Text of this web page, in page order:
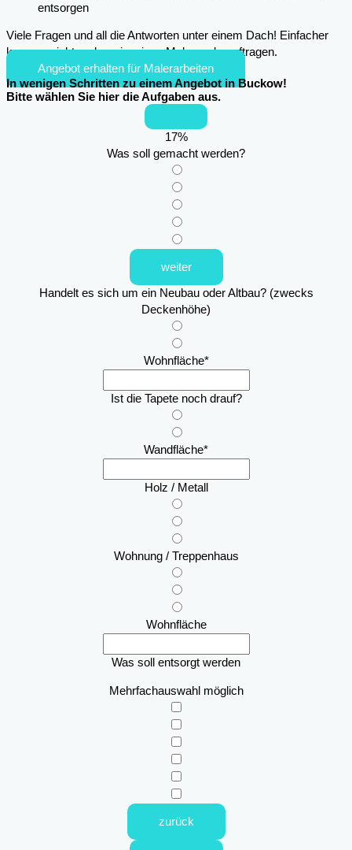
entsorgen
Viele Fragen und all die Antworten unter einem Dach! Einfacher
kann es nicht mehr sein, einen Maler zu beauftragen.
Angebot erhalten für Malerarbeiten
In wenigen Schritten zu einem Angebot in Buckow!
Bitte wählen Sie hier die Aufgaben aus.
17%
Was soll gemacht werden?
weiter
Handelt es sich um ein Neubau oder Altbau? (zwecks
Deckenhöhe)
Wohnfläche*
Ist die Tapete noch drauf?
Wandfläche*
Holz / Metall
Wohnung / Treppenhaus
Wohnfläche
Was soll entsorgt werden
Mehrfachauswahl möglich
zurück